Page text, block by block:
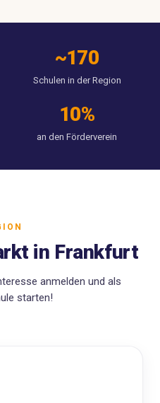
~170
Schulen in der Region
10%
an den Förderverein
in Frankfurt
anmelden und als
starten!